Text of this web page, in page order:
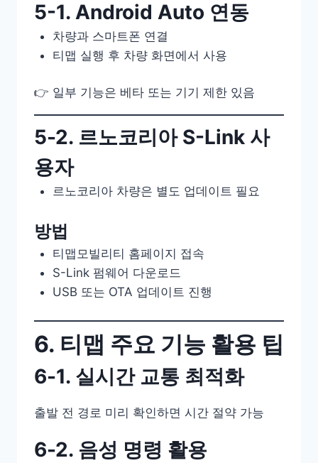
5-1. Android Auto 연동
차량과 스마트폰 연결
티맵 실행 후 차량 화면에서 사용
👉 일부 기능은 베타 또는 기기 제한 있음
5-2. 르노코리아 S-Link 사
용자
르노코리아 차량은 별도 업데이트 필요
방법
티맵모빌리티 홈페이지 접속
S-Link 펌웨어 다운로드
USB 또는 OTA 업데이트 진행
6. 티맵 주요 기능 활용 팁
6-1. 실시간 교통 최적화
출발 전 경로 미리 확인하면 시간 절약 가능
6-2. 음성 명령 활용